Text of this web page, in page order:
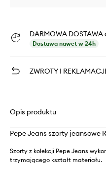
DARMOWA DOSTAWA
Dostawa nawet w 24h
ZWROTY I
Opis produktu
Pepe Jeans szorty jeansowe
Szorty z kolekcji Pepe Jeans
trzymającego kształt materiału.